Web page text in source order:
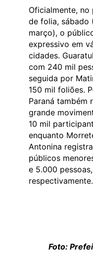
Oficialmente, no
de folia, sábado
março), o
expressivo em
cidades.
com 240 mil
seguida por
150 mil foliões.
Paraná também
grande
10 mil
enquanto
Antonina
públicos
e 5.000 pessoas,
respectivamente.
Foto: